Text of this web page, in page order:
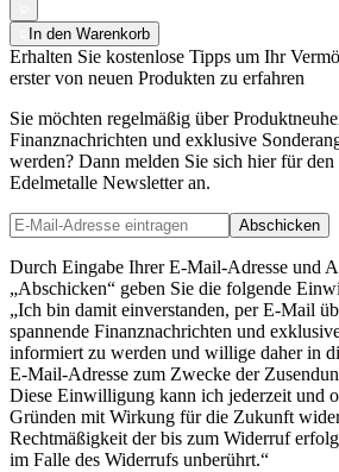
In den Warenkorb
Erhalten Sie kostenlose Tipps um Ihr
erster von neuen Produkten zu erfahren
Sie möchten regelmäßig über
Finanznachrichten und exklusive
werden? Dann melden Sie sich hier für
Edelmetalle Newsletter an.
Abschicken
Durch Eingabe Ihrer E-Mail-Adresse und
„Abschicken“ geben Sie die folgende
„Ich bin damit einverstanden, per E-Mail
spannende Finanznachrichten und
informiert zu werden und willige daher in
E-Mail-Adresse zum Zwecke der
Diese Einwilligung kann ich jederzeit und
Gründen mit Wirkung für die Zukunft
Rechtmäßigkeit der bis zum Widerruf
im Falle des Widerrufs unberührt.“